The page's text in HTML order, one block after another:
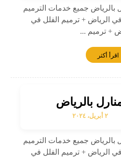
بالرياض جميع خدمات الترميم
الرياض + ترميم الفلل في
+ ترميم ...
اقرأ أكثر
بالرياض
٢ أبريل، ٢٠٢٤
بالرياض جميع خدمات الترميم
الرياض + ترميم الفلل في